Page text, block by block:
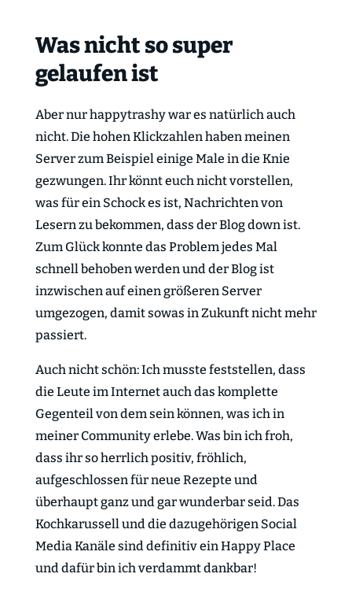
Was nicht so super
gelaufen ist
Aber nur happytrashy war es natürlich auch
nicht. Die hohen Klickzahlen haben meinen
Server zum Beispiel einige Male in die Knie
gezwungen. Ihr könnt euch nicht vorstellen,
was für ein Schock es ist, Nachrichten von
Lesern zu bekommen, dass der Blog down ist.
Zum Glück konnte das Problem jedes Mal
schnell behoben werden und der Blog ist
inzwischen auf einen größeren Server
umgezogen, damit sowas in Zukunft nicht mehr
passiert.
Auch nicht schön: Ich musste feststellen, dass
die Leute im Internet auch das komplette
Gegenteil von dem sein können, was ich in
meiner Community erlebe. Was bin ich froh,
dass ihr so herrlich positiv, fröhlich,
aufgeschlossen für neue Rezepte und
überhaupt ganz und gar wunderbar seid. Das
Kochkarussell und die dazugehörigen Social
Media Kanäle sind definitiv ein Happy Place
und dafür bin ich verdammt dankbar!